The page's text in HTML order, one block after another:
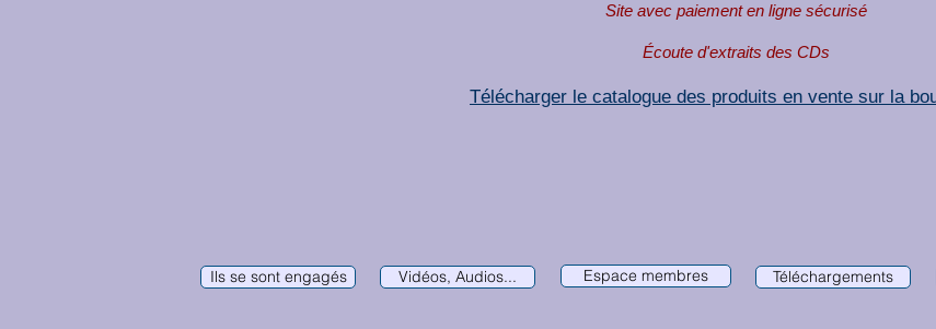
Site avec paiement en ligne sécurisé
Écoute d'extraits des CDs
Télécharger le catalogue des produits en vente sur la
Ils se sont engagés Vidéos, Audios... Espace membres Téléchargements